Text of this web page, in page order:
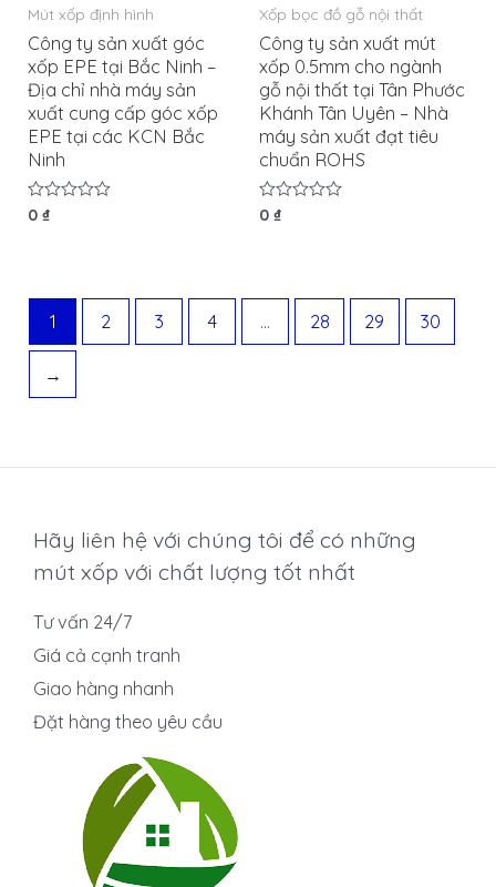
Mút xốp định hình
Công ty sản xuất góc
xốp EPE tại Bắc Ninh –
Địa chỉ nhà máy sản
xuất cung cấp góc xốp
EPE tại các KCN Bắc
Ninh
Được
0₫
Xốp bọc đồ gỗ nội thất
Công ty sản xuất mút
xốp 0.5mm cho ngành
gỗ nội thất tại Tân Phước
Khánh Tân Uyên – Nhà
máy sản xuất đạt tiêu
chuẩn ROHS
Được
0 ₫
1 2 3 4 … 28 29 30
→
Hãy liên hệ với chúng tôi để có những
mút xốp với chất lượng tốt nhất
Tư vấn 24/7
Giá cả cạnh tranh
Giao hàng nhanh
Đặt hàng theo yêu cầu